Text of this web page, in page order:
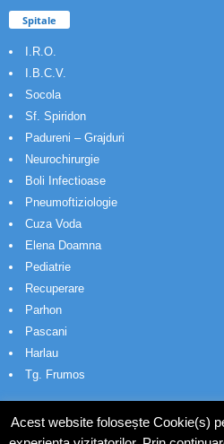
Spitale
I.R.O.
I.B.C.V.
Socola
Sf. Spiridon
Padureni – Grajduri
Neurochirurgie
Boli Infectioase
Pneumoftiziologie
Cuza Voda
Elena Doamna
Pediatrie
Recuperare
Parhon
Pascani
Harlau
Tg. Frumos
Acest website folosește Cookie(s)